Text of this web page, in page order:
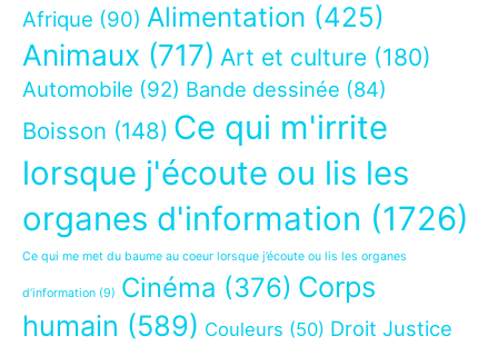
Afrique (90) Alimentation (425)
Animaux (717) Art et culture (180)
Automobile (92) Bande dessinée (84)
Boisson (148) Ce qui m'irrite
lorsque j'écoute ou lis les
organes d'information (1726)
Ce qui me met du baume au coeur lorsque j’écoute ou lis les organes
d’information (9) Cinéma (376) Corps
humain (589) Couleurs (50) Droit Justice